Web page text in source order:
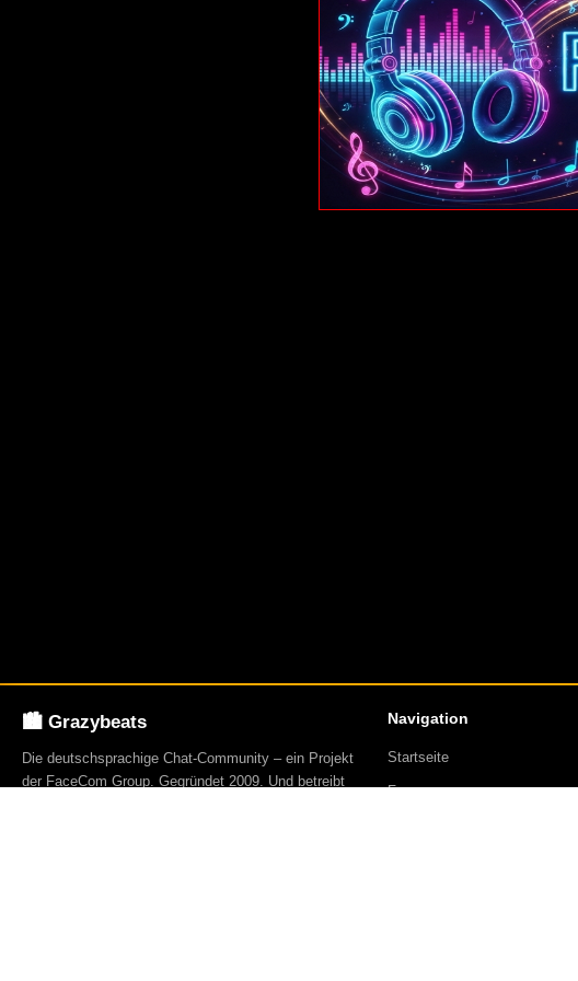
🏙️ Grazybeats
Die deutschsprachige Chat-Community – ein Projekt
der FaceCom Group. Gegründet 2009. Und betreibt
Navigation
Startseite
Forum